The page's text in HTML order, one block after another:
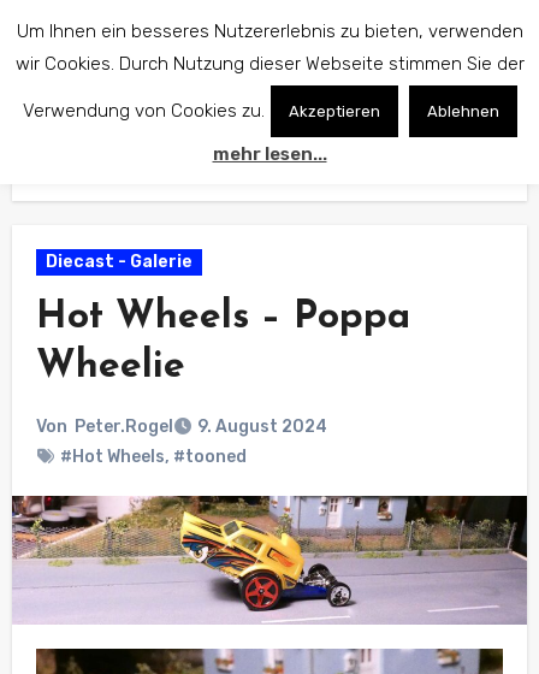
Diecast - Galerie
Hot Wheels – Poppa
Wheelie
Von Peter.Rogel
9. August 2024
#Hot Wheels, #tooned
Um Ihnen ein besseres Nutzererlebnis zu bieten, verwenden
wir Cookies. Durch Nutzung dieser Webseite stimmen Sie der
Verwendung von Cookies zu. Akzeptieren Ablehnen
mehr lesen...